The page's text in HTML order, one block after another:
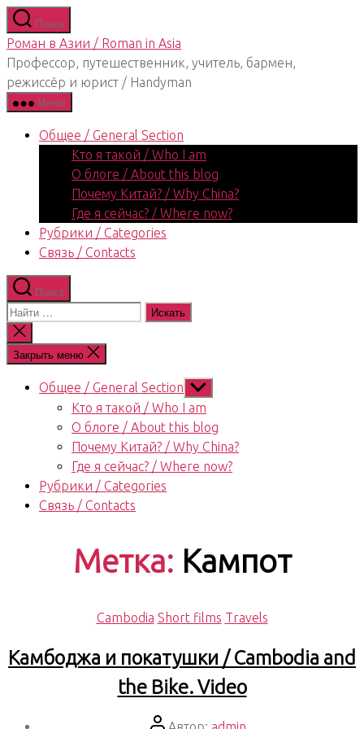
Перейти
к
содержимому
Поиск
Роман в Азии / Roman in Asia
Профессор, путешественник, учитель, бармен,
режиссёр и юрист / Handyman
Меню
Общее / General Section
Кто я такой / Who I am
О блоге / About this blog
Почему Китай? / Why China?
Где я сейчас? / Where now?
Рубрики / Categories
Связь / Contacts
Поиск
Поиск:
Закрыть
поиск
Закрыть меню
Общее / General Section Показывать
подменю
Кто я такой / Who I am
О блоге / About this blog
Почему Китай? / Why China?
Где я сейчас? / Where now?
Рубрики / Categories
Связь / Contacts
Метка: Кампот
Рубрики
Cambodia Short films Travels
Камбоджа и покатушки / Cambodia and
the Bike. Video
Автор